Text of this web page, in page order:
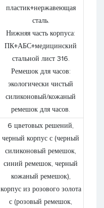
пластик+нержавеющая
сталь.
Нижняя часть корпуса:
ПК+АБС+медицинский
стальной лист 316.
Ремешок для часов:
экологически чистый
силиконовый/кожаный
ремешок для часов.
6 цветовых решений,
черный корпус с (черный
силиконовый ремешок,
синий ремешок, черный
кожаный ремешок),
корпус из розового золота
с (розовый ремешок,